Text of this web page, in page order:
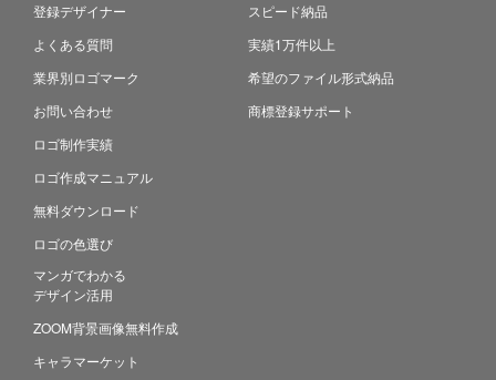
登録デザイナー
よくある質問
業界別ロゴマーク
お問い合わせ
ロゴ制作実績
ロゴ作成マニュアル
無料ダウンロード
ロゴの色選び
マンガでわかる
デザイン活用
ZOOM背景画像無料作成
キャラマーケット
スピード納品
実績1万件以上
希望のファイル形式納品
商標登録サポート